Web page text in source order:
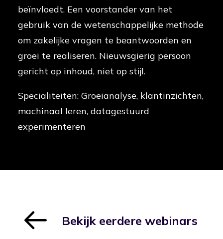
beïnvloedt. Een voorstander van het
gebruik van de wetenschappelijke methode
om zakelijke vragen te beantwoorden en
groei te realiseren. Nieuwsgierig persoon
gericht op inhoud, niet op stijl.
Specialiteiten: Groeianalyse, klantinzichten,
machinaal leren, datagestuurd
experimenteren
Bekijk eerdere webinars